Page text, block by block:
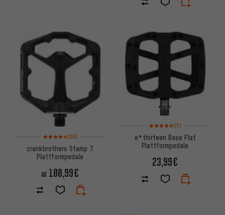
Bewertungen: 4,5 von 5 basierend auf 30 Bewertungen
(30)
crankbrothers Stamp 7
Plattformpedale
AB 100,99€
Bewertungen: 4,5 von 5
(7)
e*thirteen Base Flat
Plattformpedale
23,99€